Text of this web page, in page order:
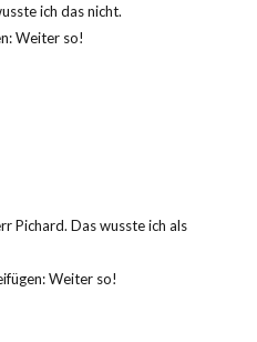
ich das nicht.
Weiter so!
Pichard. Das wusste ich als
Weiter so!